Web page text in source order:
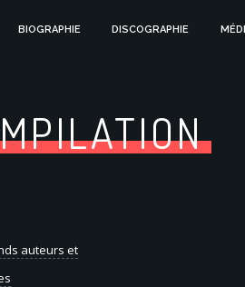
BIOGRAPHIE DISCOGRAPHIE
auteurs et